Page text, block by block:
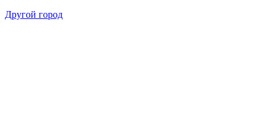
Другой город